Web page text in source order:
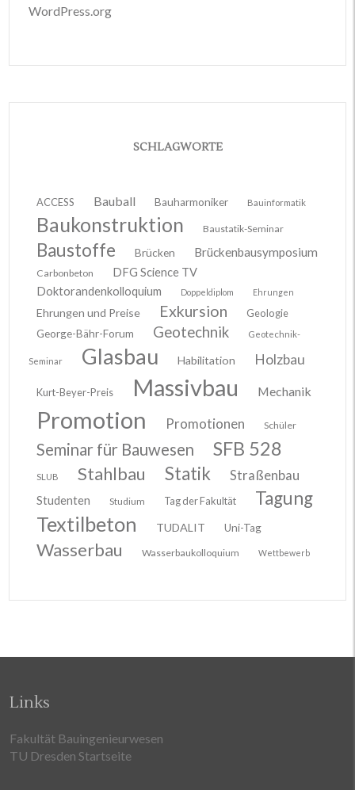
WordPress.org
SCHLAGWORTE
ACCESS Bauball Bauharmoniker Bauinformatik
Baukonstruktion Baustatik-Seminar
Baustoffe Brücken Brückenbausymposium
Carbonbeton
DFG Science TV
Doktorandenkolloquium
Doppeldiplom Ehrungen
Ehrungen und Preise Exkursion
Geologie
George-Bähr-Forum
Geotechnik Geotechnik-
Seminar Glasbau Habilitation Holzbau
Kurt-Beyer-Preis Massivbau Mechanik
Promotion Promotionen Schüler
Seminar für Bauwesen SFB 528
SLUB Stahlbau Statik Straßenbau
Studenten Studium Tag der Fakultät Tagung
Textilbeton TUDALIT Uni-Tag
Wasserbau Wasserbaukolloquium Wettbewerb
Links
Fakultät Bauingenieurwesen
TU Dresden Startseite